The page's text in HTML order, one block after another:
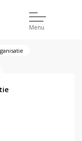
Menu